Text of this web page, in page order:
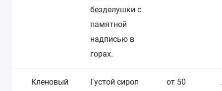
безделушки с
памятной
надписью в
горах.
Кленовый
Густой сироп
от 50